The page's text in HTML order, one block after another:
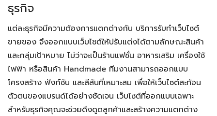
ธุรกิจ
แต่ละธุรกิจมีความต้องการแตกต่างกัน บริการรับทำเว็บไซต์
ขายของ จึงออกแบบเว็บไซต์ให้ปรับแต่งได้ตามลักษณะสินค้า
และกลุ่มเป้าหมาย ไม่ว่าจะเป็นร้านแฟชั่น อาหารเสริม เครื่องใช้
ไฟฟ้า หรือสินค้า Handmade ทีมงานสามารถออกแบบ
โครงสร้าง ฟังก์ชัน และสีสันที่เหมาะสม เพื่อให้เว็บไซต์สะท้อน
ตัวตนของแบรนด์ได้อย่างชัดเจน เว็บไซต์ที่ออกแบบเฉพาะ
สำหรับธุรกิจคุณจะช่วยดึงดูดลูกค้าและสร้างความแตกต่าง